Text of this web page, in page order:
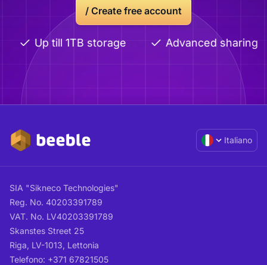
/ Create free account
Up till 1TB storage Advanced sharing
Italiano
SIA "Sikneco Technologies"
Reg. No. 40203391789
VAT. No. LV40203391789
Skanstes Street 25
Riga, LV-1013, Lettonia
Telefono: +371 67821505